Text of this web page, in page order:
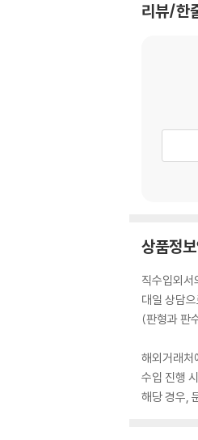
리뷰/한
상품정
직수입외서
대일 상담
(판형과 판
해외거래처
수입 진행
해당 경우,